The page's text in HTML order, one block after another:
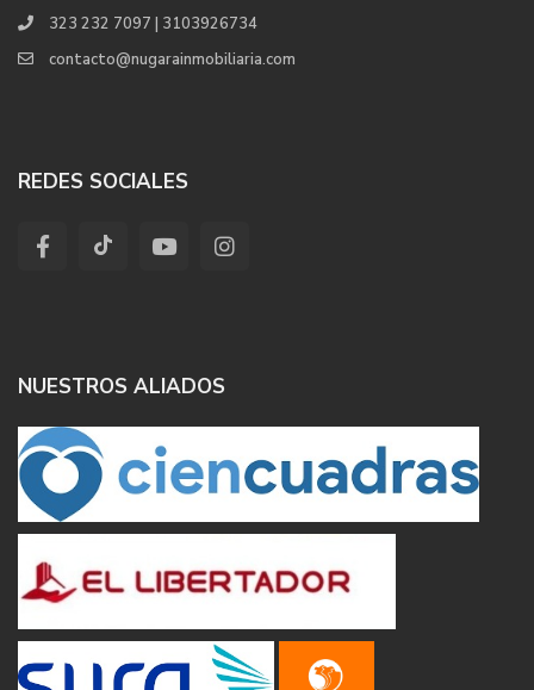
323 232 7097 | 3103926734
contacto@nugarainmobiliaria.com
REDES SOCIALES
NUESTROS ALIADOS